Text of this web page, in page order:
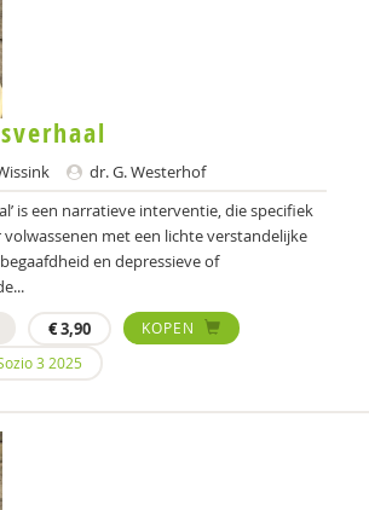
Stouwe
den Top
dr. G. Westerhof
is een narratieve interventie, die specifiek
met een lichte verstandelijke
en depressieve of
€3,90
KOPEN
3 2025